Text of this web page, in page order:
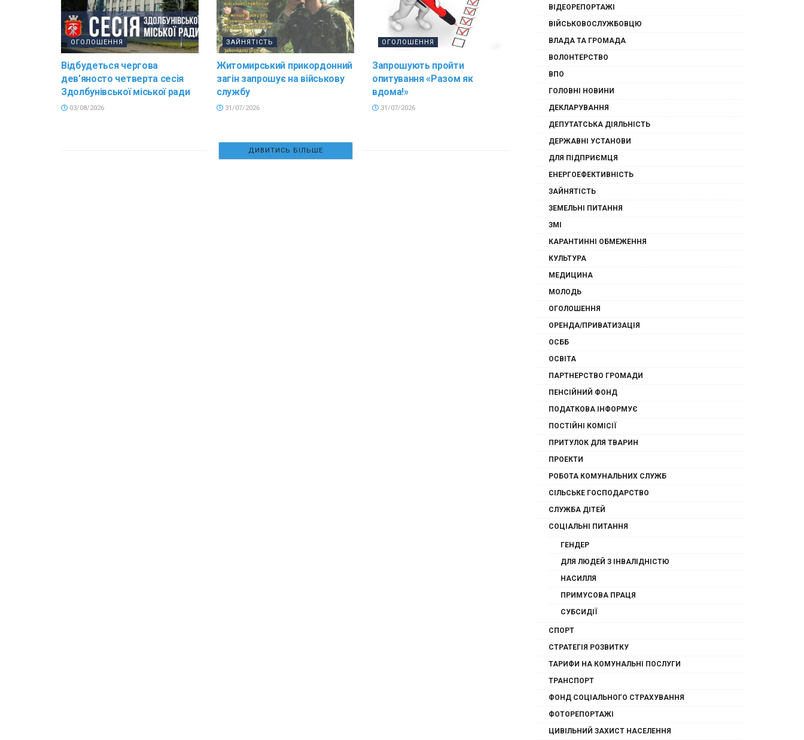
ОГОЛОШЕННЯ
Відбудеться чергова
дев’яносто четверта сесія
Здолбунівської міської ради
03/08/2026
ЗАЙНЯТІСТЬ
Житомирський прикордонний
загін запрошує на військову
службу
31/07/2026
ОГОЛОШЕННЯ
Запрошують пройти
опитування «Разом як
вдома!»
31/07/2026
ДИВИТИСЬ БІЛЬШЕ
ВІДЕОРЕПОРТАЖІ
ВІЙСЬКОВОСЛУЖБОВЦЮ
ВЛАДА ТА ГРОМАДА
ВОЛОНТЕРСТВО
ВПО
ГОЛОВНІ НОВИНИ
ДЕКЛАРУВАННЯ
ДЕПУТАТСЬКА ДІЯЛЬНІСТЬ
ДЕРЖАВНІ УСТАНОВИ
ДЛЯ ПІДПРИЄМЦЯ
ЕНЕРГОЕФЕКТИВНІСТЬ
ЗАЙНЯТІСТЬ
ЗЕМЕЛЬНІ ПИТАННЯ
ЗМІ
КАРАНТИННІ ОБМЕЖЕННЯ
КУЛЬТУРА
МЕДИЦИНА
МОЛОДЬ
ОГОЛОШЕННЯ
ОРЕНДА/ПРИВАТИЗАЦІЯ
ОСББ
ОСВІТА
ПАРТНЕРСТВО ГРОМАДИ
ПЕНСІЙНИЙ ФОНД
ПОДАТКОВА ІНФОРМУЄ
ПОСТІЙНІ КОМІСІЇ
ПРИТУЛОК ДЛЯ ТВАРИН
ПРОЕКТИ
РОБОТА КОМУНАЛЬНИХ СЛУЖБ
СІЛЬСЬКЕ ГОСПОДАРСТВО
СЛУЖБА ДІТЕЙ
СОЦІАЛЬНІ ПИТАННЯ
ГЕНДЕР
ДЛЯ ЛЮДЕЙ З ІНВАЛІДНІСТЮ
НАСИЛЛЯ
ПРИМУСОВА ПРАЦЯ
СУБСИДІЇ
СПОРТ
СТРАТЕГІЯ РОЗВИТКУ
ТАРИФИ НА КОМУНАЛЬНІ ПОСЛУГИ
ТРАНСПОРТ
ФОНД СОЦІАЛЬНОГО СТРАХУВАННЯ
ФОТОРЕПОРТАЖІ
ЦИВІЛЬНИЙ ЗАХИСТ НАСЕЛЕННЯ